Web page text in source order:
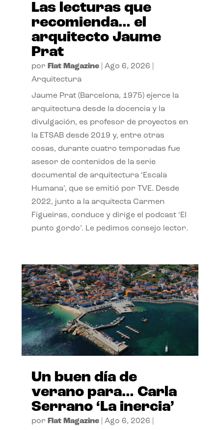
Las lecturas que
recomienda… el
arquitecto Jaume
Prat
por Flat Magazine| Ago 6, 2026
Arquitectura
Jaume Prat (Barcelona, 1975) ejerce la
arquitectura desde la docencia y la
divulgación, es profesor de proyectos en
la ETSAB desde 2019 y, entre otras
cosas, durante cuatro temporadas fue
asesor de contenidos de la serie
documental de arquitectura ‘Escala
Humana’, que se emitió por TVE. Desde
2022, junto a la arquitecta Carmen
Figueiras, conduce y dirige el podcast ‘El
punto gordo’. Le pedimos consejo lector.
Un buen día de
verano para… Carla
Serrano ‘La inercia’
por Flat Magazine| Ago 6, 2026